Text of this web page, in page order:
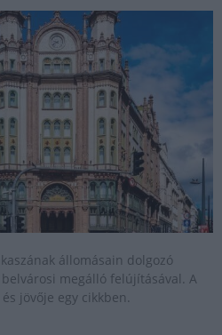
állomásain dolgozó
belvárosi megálló felújításával. A
jövője egy cikkben.